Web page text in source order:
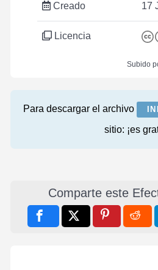
Creado 17
Licencia
Subido
Para descargar el archivo
sitio: ¡es
Comparte este